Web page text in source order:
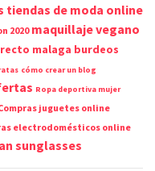
tiendas de moda online
2020 maquillaje vegano
malaga burdeos
cómo crear un blog
Ropa deportiva mujer
juguetes online
electrodomésticos online
sunglasses